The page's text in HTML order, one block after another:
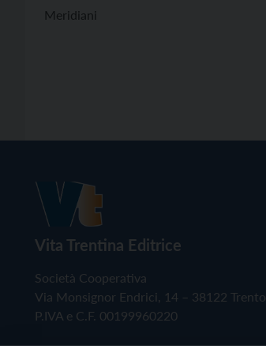
Meridiani
Vita Trentina Editrice
Società Cooperativa
Via Monsignor Endrici, 14 – 38122 Trento
P.IVA e C.F. 00199960220